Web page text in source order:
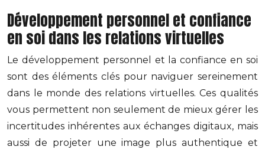
Développement personnel et confiance
en soi dans les relations virtuelles
Le développement personnel et la confiance en soi
sont des éléments clés pour naviguer sereinement
dans le monde des relations virtuelles. Ces qualités
vous permettent non seulement de mieux gérer les
incertitudes inhérentes aux échanges digitaux, mais
aussi de projeter une image plus authentique et